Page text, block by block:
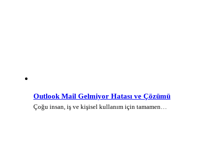
Outlook Mail Gelmiyor Hatası ve Çözümü
Çoğu insan, iş ve kişisel kullanım için tamamen…